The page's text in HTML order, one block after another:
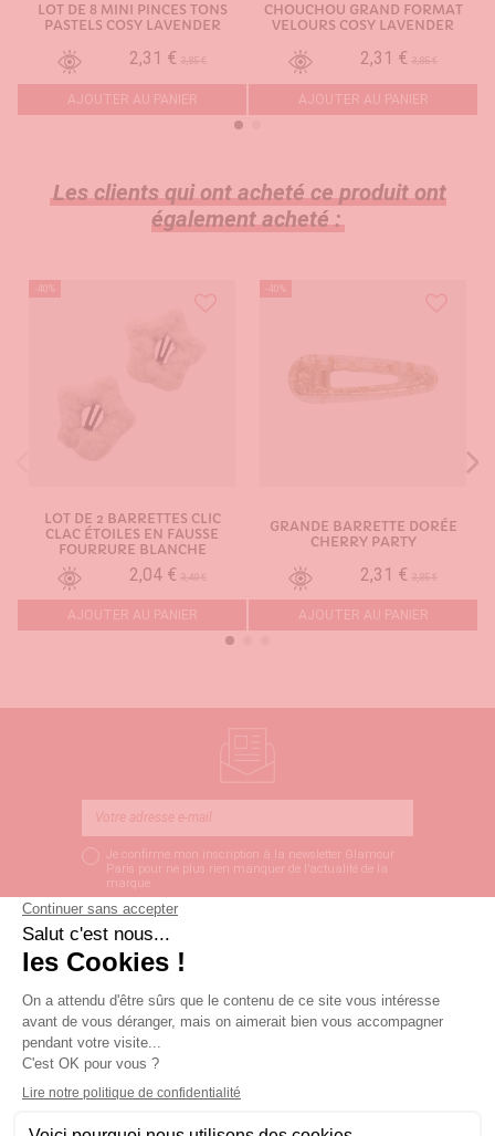
LOT DE 8 MINI PINCES TONS
PASTELS COSY LAVENDER
2,31 €
AJOUTER AU PANIER
CHOUCHOU GRAND FORMAT
VELOURS COSY LAVENDER
2,31 €
AJOUTER AU PANIER
Les clients qui ont acheté ce produit ont
également acheté :
-40%
LOT DE 2 BARRETTES CLIC
CLAC ÉTOILES EN FAUSSE
FOURRURE BLANCHE
2,04 €
AJOUTER AU PANIER
-40%
GRANDE BARRETTE DORÉE
CHERRY PARTY
2,31 €
AJOUTER AU PANIER
Je confirme mon inscription à la newsletter Glamour
Paris pour ne plus rien manquer de l’actualité de la
marque
LIVRAISON SOUS 3
PAIEMENT SÉCURISÉ